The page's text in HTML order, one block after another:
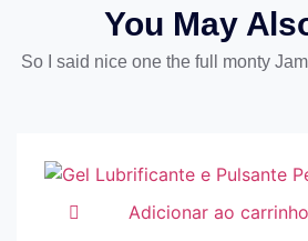
You May
So I said nice one the full monty
Adicionar ao carrinho